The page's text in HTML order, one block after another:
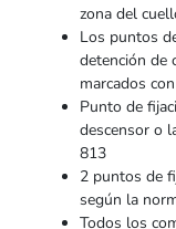
zona del
Los puntos
detención de
marcados
Punto de
descensor o
813
2 puntos de
según la
Todos los